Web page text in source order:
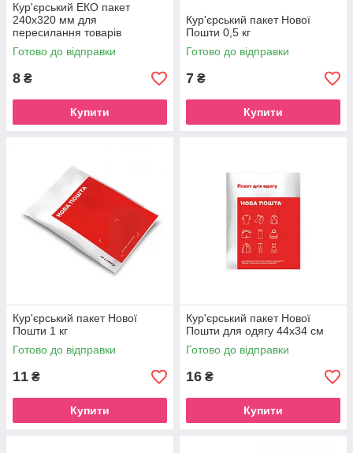
Кур'єрський ЕКО пакет
240x320 мм для
пересилання товарів
Готово до відправки
8 ₴
Купити
Кур'єрський пакет Нової
Пошти 0,5 кг
Готово до відправки
7 ₴
Купити
Кур'єрський пакет Нової
Пошти 1 кг
Готово до відправки
11 ₴
Купити
Кур'єрський пакет Нової
Пошти для одягу 44х34 см
Готово до відправки
16 ₴
Купити